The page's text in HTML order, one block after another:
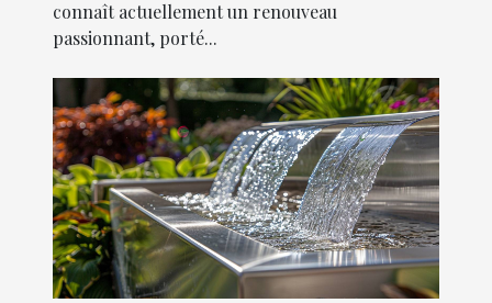
connaît actuellement un renouveau
passionnant, porté...